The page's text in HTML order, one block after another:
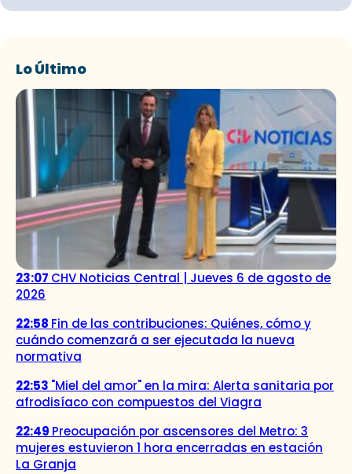
Lo Último
23:07 CHV Noticias Central | Jueves 6 de agosto de
2026
22:58 Fin de las contribuciones: Quiénes, cómo y
cuándo comenzará a ser ejecutada la nueva
normativa
22:53 "Miel del amor" en la mira: Alerta sanitaria por
afrodisíaco con compuestos del Viagra
22:49 Preocupación por ascensores del Metro: 3
mujeres estuvieron 1 hora encerradas en estación
La Granja